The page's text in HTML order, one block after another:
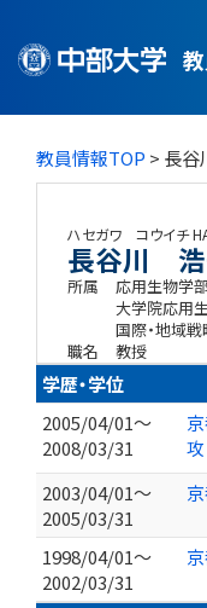
教員情報TOP > 長
ハセガワ コウイチ
長谷川
所属
応用生物学
大学院応用
国際・地域
職名
教授
学歴・学位
2005/04/01～
2008/03/31
2003/04/01～
2005/03/31
1998/04/01～
2002/03/31